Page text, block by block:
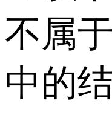
不属
中的